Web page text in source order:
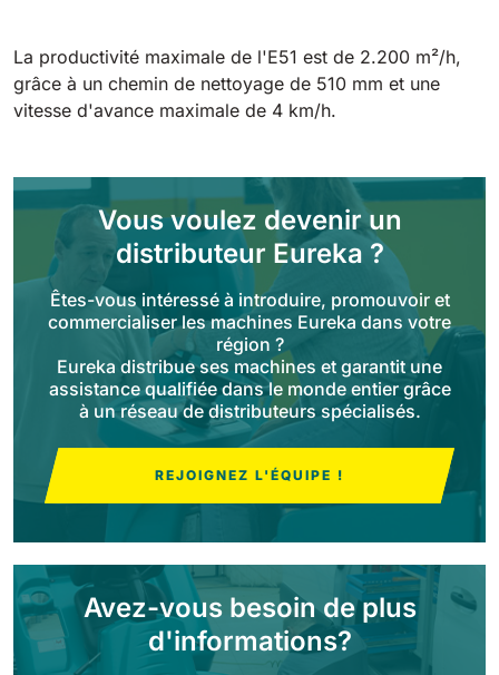
550 mm 2200 m²/h
E61
2625 m²/h
710 mm 3195 m²/h
Autolaveuses autoportées
Voir tous
Rider 1201
Rider Lift
1200 mm 7865 m²/h
Xtrema
1400 mm 12600 m²/h
Magnum
1570 mm 18840 m²/h
Bull 200
2100 mm 29400 m²/h
La productivité maximale de l'E51 est de 2.200 m²/h,
grâce à un chemin de nettoyage de 510 mm et une
vitesse d'avance maximale de 4 km/h.
Vous voulez devenir un
distributeur Eureka ?
Êtes-vous intéressé à introduire, promouvoir et
commercialiser les machines Eureka dans votre
région ?
Eureka distribue ses machines et garantit une
assistance qualifiée dans le monde entier grâce
à un réseau de distributeurs spécialisés.
REJOIGNEZ L'ÉQUIPE !
Avez-vous besoin de plus
d'informations?